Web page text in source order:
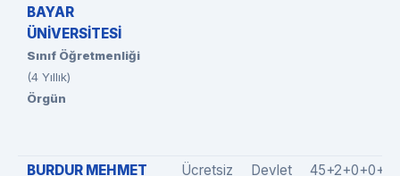
BAYAR
ÜNİVERSİTESİ
Sınıf Öğretmenliği
(4 Yıllık)
Örgün
BURDUR MEHMET
Ücretsiz Devlet 45+2+0+0+0